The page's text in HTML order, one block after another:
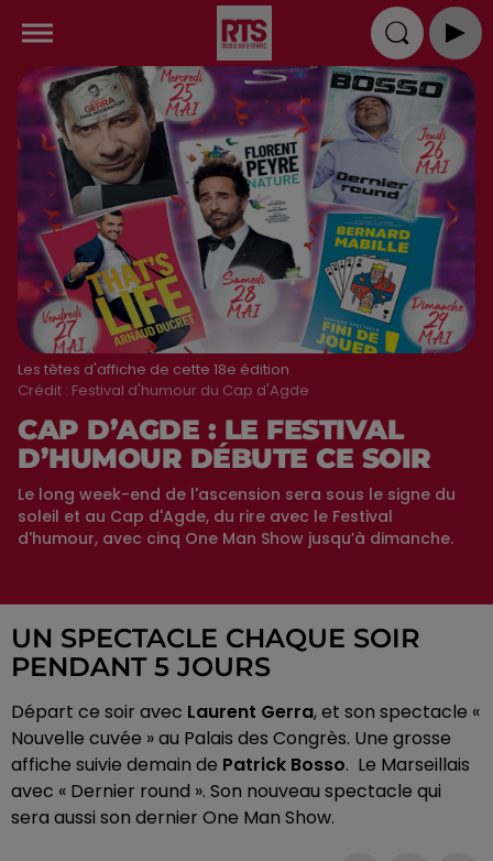
Les têtes d'affiche de cette 18e édition
Crédit : Festival d'humour du Cap d'Agde
CAP D’AGDE : LE FESTIVAL
D’HUMOUR DÉBUTE CE SOIR
Le long week-end de l'ascension sera sous le signe du
soleil et au Cap d'Agde, du rire avec le Festival
d'humour, avec cinq One Man Show jusqu’à dimanche.
UN SPECTACLE CHAQUE SOIR
PENDANT 5 JOURS
Départ ce soir avec Laurent Gerra, et son spectacle «
Nouvelle cuvée » au Palais des Congrès. Une grosse
affiche suivie demain de Patrick Bosso. Le Marseillais
avec « Dernier round ». Son nouveau spectacle qui
sera aussi son dernier One Man Show.